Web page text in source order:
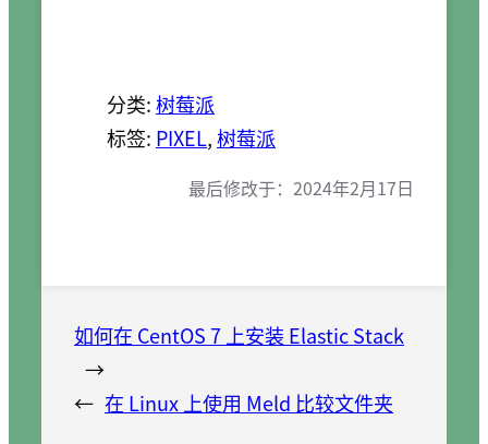
分类:树莓派
标签: PIXEL, 树莓派
最后修改于： 2024年2月17日
如何在 CentOS 7 上安装 Elastic Stack
→
← 在 Linux 上使用 Meld 比较文件夹